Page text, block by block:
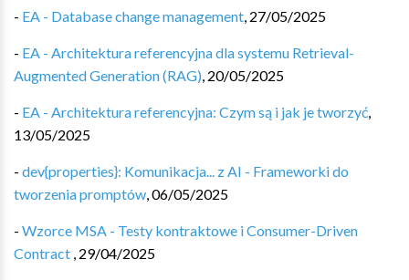
- EA - Database change management, 27/05/2025
- EA - Architektura referencyjna dla systemu Retrieval-
Augmented Generation (RAG), 20/05/2025
- EA - Architektura referencyjna: Czym są i jak je tworzyć,
13/05/2025
- dev{properties}: Komunikacja... z AI - Frameworki do
tworzenia promptów,06/05/2025
- Wzorce MSA - Testy kontraktowe i Consumer-Driven
Contract , 29/04/2025